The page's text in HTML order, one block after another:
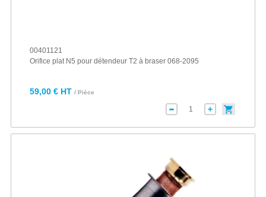
00401121
Orifice plat N5 pour détendeur T2 à braser 068-2095
59,00 € HT / Pièce